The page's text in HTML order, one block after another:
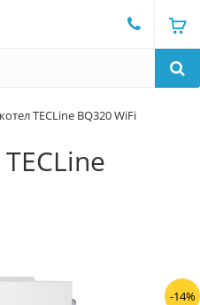
TECLine BQ320 WiFi
-14%